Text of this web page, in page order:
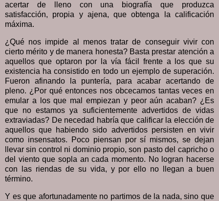
acertar de lleno con una biografía que produzca
satisfacción, propia y ajena, que obtenga la calificación
máxima.
¿Qué nos impide al menos tratar de conseguir vivir con
cierto mérito y de manera honesta? Basta prestar atención a
aquellos que optaron por la vía fácil frente a los que su
existencia ha consistido en todo un ejemplo de superación.
Fueron afinando la puntería, para acabar acertando de
pleno. ¿Por qué entonces nos obcecamos tantas veces en
emular a los que mal empiezan y peor aún acaban? ¿Es
que no estamos ya suficientemente advertidos de vidas
extraviadas? De necedad habría que calificar la elección de
aquellos que habiendo sido advertidos persisten en vivir
como insensatos. Poco piensan por sí mismos, se dejan
llevar sin control ni dominio propio, son pasto del capricho o
del viento que sopla an cada momento. No logran hacerse
con las riendas de su vida, y por ello no llegan a buen
término.
Y es que afortunadamente no partimos de la nada, sino que